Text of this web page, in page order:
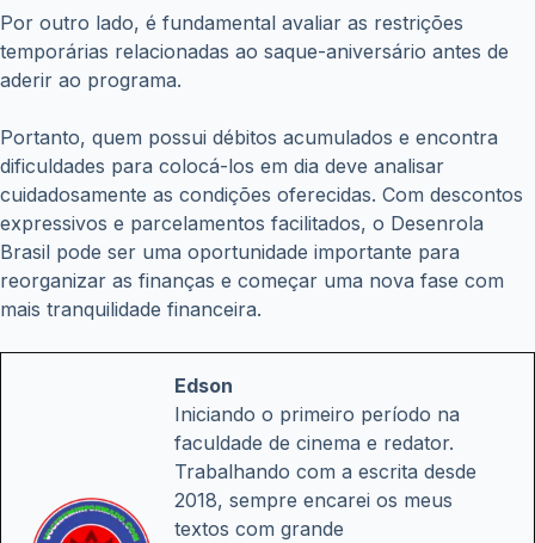
Por outro lado, é fundamental avaliar as restrições
temporárias relacionadas ao saque-aniversário antes de
aderir ao programa.
Portanto, quem possui débitos acumulados e encontra
dificuldades para colocá-los em dia deve analisar
cuidadosamente as condições oferecidas. Com descontos
expressivos e parcelamentos facilitados, o Desenrola
Brasil pode ser uma oportunidade importante para
reorganizar as finanças e começar uma nova fase com
mais tranquilidade financeira.
Edson
Iniciando o primeiro período na
faculdade de cinema e redator.
Trabalhando com a escrita desde
2018, sempre encarei os meus
textos com grande